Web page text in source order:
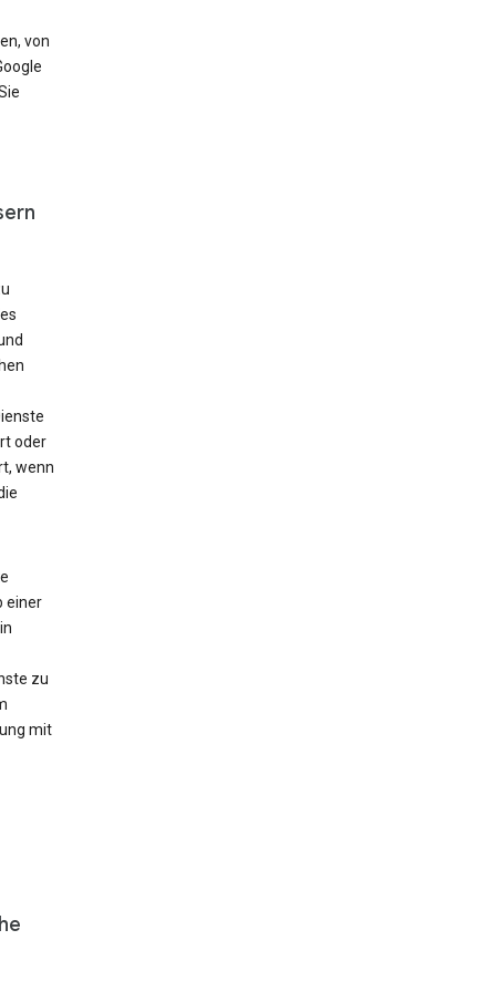
von
oder
wenn
einer
zu
mit